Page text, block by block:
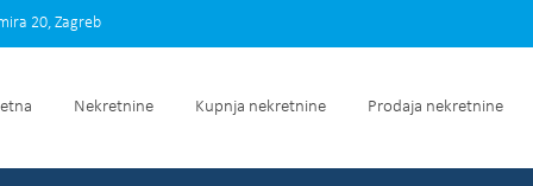
Početna Nekretnine Kupnja nekretnine Prodaja
20, Zagreb
Nekretnine Kupnja nekretnine Prodaja nekretnine